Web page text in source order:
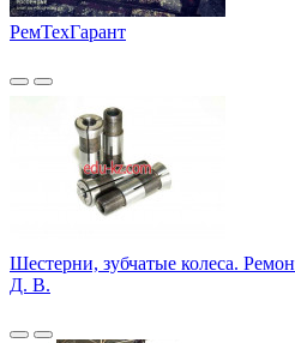
РемТехГарант
Шестерни, зубчатые колеса.
Д. В.